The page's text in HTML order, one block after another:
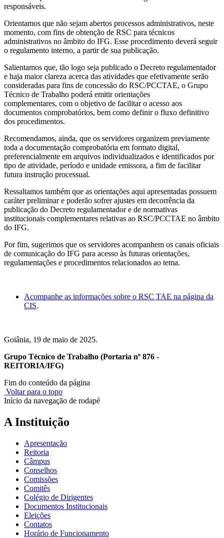
responsáveis.
Orientamos que não sejam abertos processos administrativos, neste
momento, com fins de obtenção de RSC para técnicos
administrativos no âmbito do IFG. Esse procedimento deverá seguir
o regulamento interno, a partir de sua publicação.
Salientamos que, tão logo seja publicado o Decreto regulamentador
e haja maior clareza acerca das atividades que efetivamente serão
consideradas para fins de concessão do RSC/PCCTAE, o Grupo
Técnico de Trabalho poderá emitir orientações
complementares, com o objetivo de facilitar o acesso aos
documentos comprobatórios, bem como definir o fluxo definitivo
dos procedimentos.
Recomendamos, ainda, que os servidores organizem previamente
toda a documentação comprobatória em formato digital,
preferencialmente em arquivos individualizados e identificados por
tipo de atividade, período e unidade emissora, a fim de facilitar
futura instrução processual.
Ressaltamos também que as orientações aqui apresentadas possuem
caráter preliminar e poderão sofrer ajustes em decorrência da
publicação do Decreto regulamentador e de normativas
institucionais complementares relativas ao RSC/PCCTAE no âmbito
do IFG.
Por fim, sugerimos que os servidores acompanhem os canais oficiais
de comunicação do IFG para acesso às futuras orientações,
regulamentações e procedimentos relacionados ao tema.
Acompanhe as informações sobre o RSC TAE na página da
CIS.
Goiânia, 19 de maio de 2025.
Grupo Técnico de Trabalho (Portaria nº 876 -
REITORIA/IFG)
Fim do conteúdo da página
Voltar para o topo
Início da navegação de rodapé
A Instituição
Apresentação
Reitoria
Câmpus
Conselhos
Comissões
Comitês
Colégio de Dirigentes
Documentos Institucionais
Eleições
Contatos
Horário de Funcionamento